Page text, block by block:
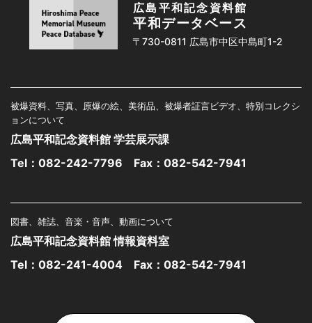
広島平和記念資料館
平和データベース
〒730-0811 広島市中区中島町1-2
被爆資料、写真、原爆の絵、美術品、被爆者証言ビデオ、特別コレクシ
ョンについて
広島平和記念資料館 学芸展示課
Tel： 082-242-7796 Fax：082-542-7941
図書、雑誌、音楽・音声、動画について
広島平和記念資料館 情報資料室
Tel： 082-241-4004 Fax：082-542-7941